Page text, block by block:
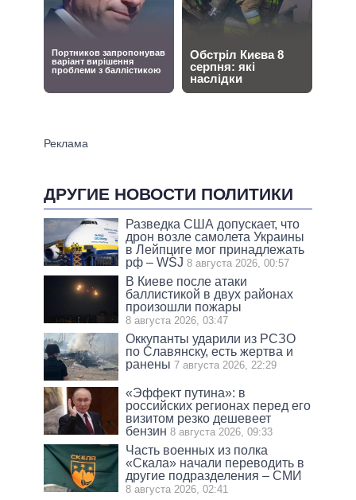
ДРУГИЕ НОВОСТИ ПОЛИТИКИ
Разведка США допускает, что
дрон возле самолета Украины
в Лейпциге мог принадлежать
рф – WSJ 8 августа 2026, 00:57
В Киеве после атаки
баллистикой в двух районах
произошли пожары
8 августа 2026, 03:47
Оккупанты ударили из РСЗО
по Славянску, есть жертва и
ранены 7 августа 2026, 22:29
«Эффект путина»: в
российских регионах перед его
визитом резко дешевеет
бензин 8 августа 2026, 09:33
Часть военных из полка
«Скала» начали переводить в
другие подразделения – СМИ
8 августа 2026, 02:41